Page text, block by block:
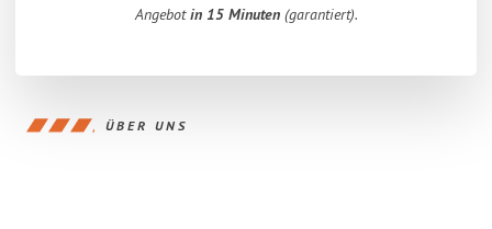
Angebotin 15 Minuten(garantiert).
ÜBER UNS